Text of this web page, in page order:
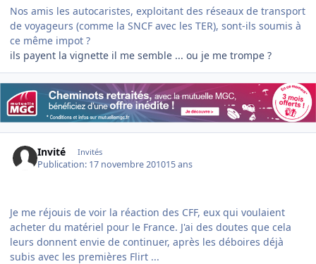
Nos amis les autocaristes, exploitant des réseaux de transport
de voyageurs (comme la SNCF avec les TER), sont-ils soumis à
ce même impot ?
ils payent la vignette il me semble ... ou je me trompe ?
Invité Invités
Publication: 17 novembre 201015 ans
Je me réjouis de voir la réaction des CFF, eux qui voulaient
acheter du matériel pour le France. J'ai des doutes que cela
leurs donnent envie de continuer, après les déboires déjà
subis avec les premières Flirt ...